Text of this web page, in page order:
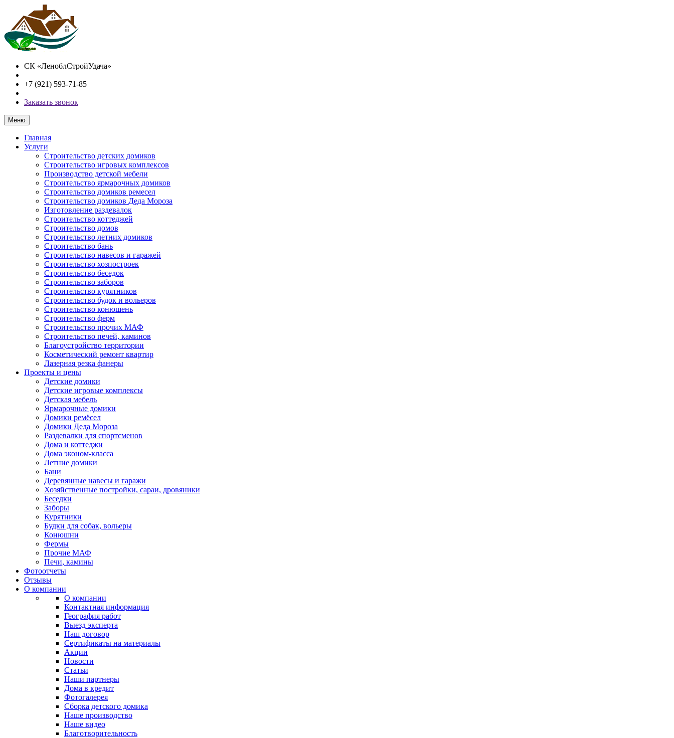
СК «ЛеноблСтройУдача»
+7 (921) 593-71-85
Заказать звонок
Меню
Главная
Услуги
Строительство детских домиков
Строительство игровых комплексов
Производство детской мебели
Строительство ярмарочных домиков
Строительство домиков ремесел
Строительство домиков Деда Мороза
Изготовление раздевалок
Строительство коттеджей
Строительство домов
Строительство летних домиков
Строительство бань
Строительство навесов и гаражей
Строительство хозпостроек
Строительство беседок
Строительство заборов
Строительство курятников
Строительство будок и вольеров
Строительство конюшень
Строительство ферм
Строительство прочих МАФ
Строительство печей, каминов
Благоустройство территории
Косметический ремонт квартир
Лазерная резка фанеры
Проекты и цены
Детские домики
Детские игровые комплексы
Детская мебель
Ярмарочные домики
Домики ремёсел
Домики Деда Мороза
Раздевалки для спортсменов
Дома и коттеджи
Дома эконом-класса
Летние домики
Бани
Деревянные навесы и гаражи
Хозяйственные постройки, сараи, дровяники
Беседки
Заборы
Курятники
Будки для собак, вольеры
Конюшни
Фермы
Прочие МАФ
Печи, камины
Фотоотчеты
Отзывы
О компании
О компании
Контактная информация
География работ
Выезд эксперта
Наш договор
Сертификаты на материалы
Акции
Новости
Статьи
Наши партнеры
Дома в кредит
Фотогалерея
Сборка детского домика
Наше производство
Наше видео
Благотворительность